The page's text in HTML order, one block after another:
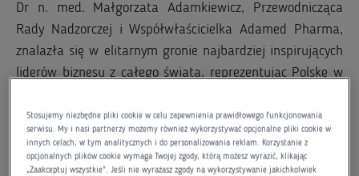
Dr n. med. Małgorzata Adamkiewicz, Przewodnicząca
Rady Nadzorczej i Współwłaścicielka Adamed Pharma,
znalazła się w elitarnym gronie najbardziej inspirujących
liderów biznesu z całego świata, reprezentując Polskę w
The Year 2025. To wyjątkowe wydarzenie odbyło się w
dniach 3–6 czerwca w Monako – miejscu, które na kilka
dni stało się globalną stolicą przedsiębiorczości.
Stosujemy niezbędne pliki cookie w celu zapewnienia prawidłowego funkcjonowania
serwisu. My i nasi partnerzy możemy również wykorzystywać opcjonalne pliki cookie w
innych celach, w tym analitycznych i do personalizowania reklam. Korzystanie z
opcjonalnych plików cookie wymaga Twojej zgody, którą możesz wyrazić, klikając
„Zaakceptuj wszystkie”. Jeśli nie wyrażasz zgody na wykorzystywanie jakichkolwiek